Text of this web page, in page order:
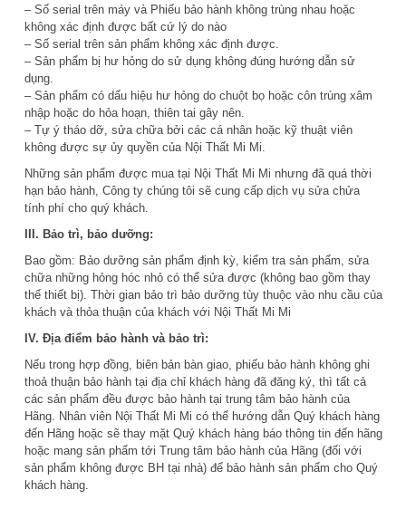
– Số serial trên máy và Phiếu bảo hành không trùng nhau hoặc
không xác định được bất cứ lý do nào
– Số serial trên sản phẩm không xác định được.
– Sản phẩm bị hư hỏng do sử dụng không đúng hướng dẫn sử
dụng.
– Sản phẩm có dấu hiệu hư hỏng do chuột bọ hoặc côn trùng xâm
nhập hoặc do hỏa hoạn, thiên tai gây nên.
– Tự ý tháo dỡ, sửa chữa bởi các cá nhân hoặc kỹ thuật viên
không được sự ủy quyền của Nội Thất Mi Mi.
Những sản phẩm được mua tại Nội Thất Mi Mi nhưng đã quá thời
hạn bảo hành, Công ty chúng tôi sẽ cung cấp dịch vụ sửa chửa
tính phí cho quý khách.
III. Bảo trì, bảo dưỡng:
Bao gồm: Bảo dưỡng sản phẩm định kỳ, kiểm tra sản phẩm, sửa
chữa những hỏng hóc nhỏ có thể sửa được (không bao gồm thay
thế thiết bị). Thời gian bảo trì bảo dưỡng tùy thuộc vào nhu cầu của
khách và thỏa thuận của khách với Nội Thất Mi Mi
IV. Địa điểm bảo hành và bảo trì:
Nếu trong hợp đồng, biên bản bàn giao, phiếu bảo hành không ghi
thoả thuận bảo hành tại địa chỉ khách hàng đã đăng ký, thì tất cả
các sản phẩm đều được bảo hành tại trung tâm bảo hành của
Hãng. Nhân viên Nội Thất Mi Mi có thể hướng dẫn Quý khách hàng
đến Hãng hoặc sẽ thay mặt Quý khách hàng báo thông tin đến hãng
hoặc mang sản phẩm tới Trung tâm bảo hành của Hãng (đối với
sản phẩm không được BH tại nhà) để bảo hành sản phẩm cho Quý
khách hàng.